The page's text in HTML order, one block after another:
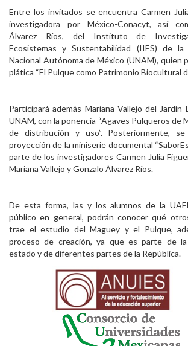
Entre los invitados se encuentra Carmen
investigadora por México-Conacyt, así
Álvarez Ríos, del Instituto de
Ecosistemas y Sustentabilidad (IIES) de la
Nacional Autónoma de México (UNAM), quien
plática “El Pulque como Patrimonio Biocultural
Participará además Mariana Vallejo del Jardín
UNAM, con la ponencia “Agaves Pulqueros de
de distribución y uso”. Posteriormente, se
proyección de la miniserie documental
parte de los investigadores Carmen Julia
Mariana Vallejo y Gonzalo Álvarez Ríos.
De esta forma, las y los alumnos de la
público en general, podrán conocer qué
trae el estudio del Maguey y el Pulque,
proceso de creación, ya que es parte de
estado y de diferentes partes de la República.